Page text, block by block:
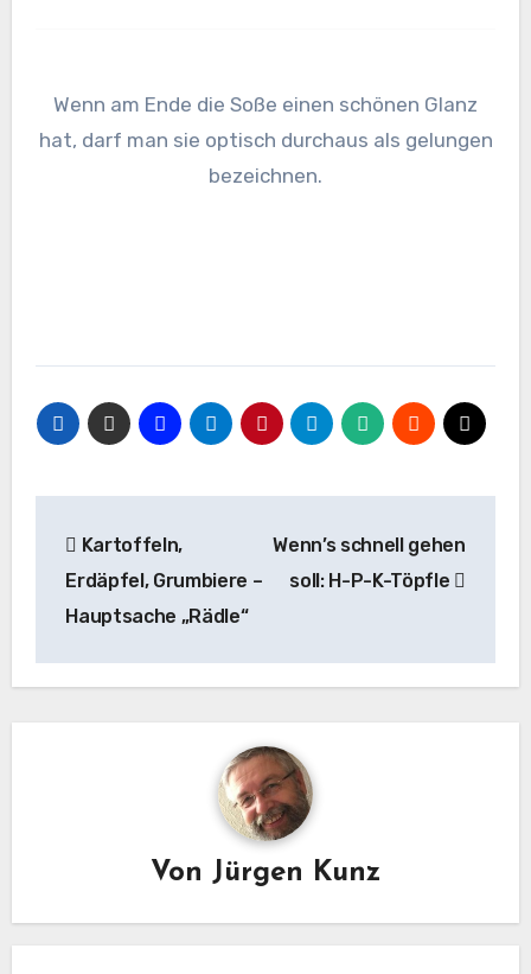
Wenn am Ende die Soße einen schönen Glanz
hat, darf man sie optisch durchaus als gelungen
bezeichnen.
Kartoffeln,
Erdäpfel, Grumbiere –
Hauptsache „Rädle“
Wenn’s schnell gehen
soll: H-P-K-Töpfle
Von Jürgen Kunz